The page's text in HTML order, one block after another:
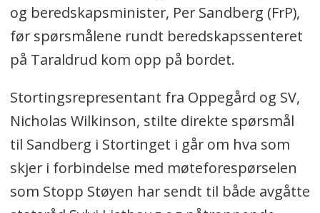
og beredskapsminister, Per Sandberg (FrP),
før spørsmålene rundt beredskapssenteret
på Taraldrud kom opp på bordet.
Stortingsrepresentant fra Oppegård og SV,
Nicholas Wilkinson, stilte direkte spørsmål
til Sandberg i Stortinget i går om hva som
skjer i forbindelse med møteforespørselen
som Stopp Støyen har sendt til både avgåtte